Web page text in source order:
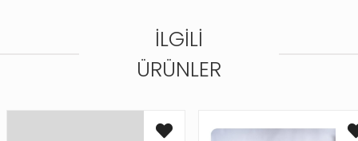
İLGILI
ÜRÜNLER